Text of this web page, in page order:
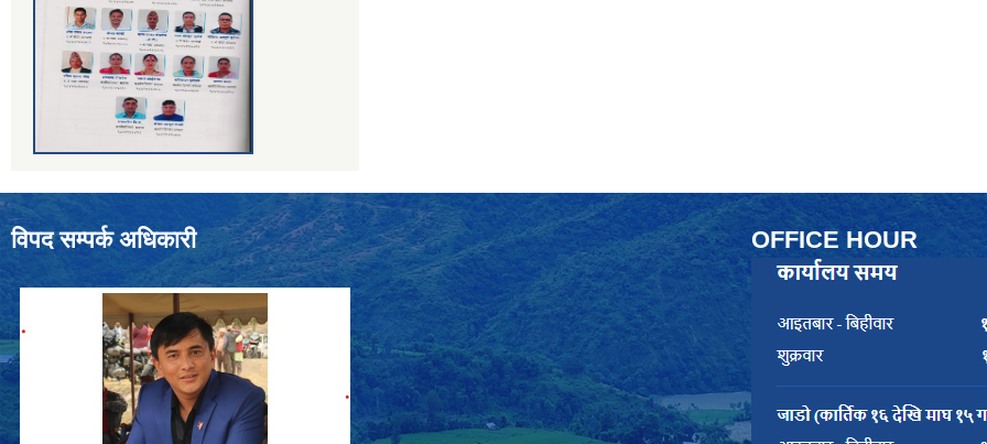
विपद सम्पर्क अधिकारी OFFICE HOUR